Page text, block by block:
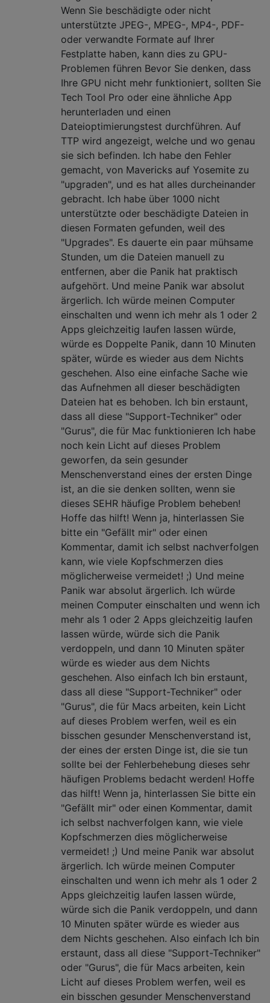
Wenn Sie beschädigte oder nicht
unterstützte JPEG-, MPEG-, MP4-, PDF-
oder verwandte Formate auf Ihrer
Festplatte haben, kann dies zu GPU-
Problemen führen Bevor Sie denken, dass
Ihre GPU nicht mehr funktioniert, sollten Sie
Tech Tool Pro oder eine ähnliche App
herunterladen und einen
Dateioptimierungstest durchführen. Auf
TTP wird angezeigt, welche und wo genau
sie sich befinden. Ich habe den Fehler
gemacht, von Mavericks auf Yosemite zu
"upgraden", und es hat alles durcheinander
gebracht. Ich habe über 1000 nicht
unterstützte oder beschädigte Dateien in
diesen Formaten gefunden, weil des
"Upgrades". Es dauerte ein paar mühsame
Stunden, um die Dateien manuell zu
entfernen, aber die Panik hat praktisch
aufgehört. Und meine Panik war absolut
ärgerlich. Ich würde meinen Computer
einschalten und wenn ich mehr als 1 oder 2
Apps gleichzeitig laufen lassen würde,
würde es Doppelte Panik, dann 10 Minuten
später, würde es wieder aus dem Nichts
geschehen. Also eine einfache Sache wie
das Aufnehmen all dieser beschädigten
Dateien hat es behoben. Ich bin erstaunt,
dass all diese "Support-Techniker" oder
"Gurus", die für Mac funktionieren Ich habe
noch kein Licht auf dieses Problem
geworfen, da sein gesunder
Menschenverstand eines der ersten Dinge
ist, an die sie denken sollten, wenn sie
dieses SEHR häufige Problem beheben!
Hoffe das hilft! Wenn ja, hinterlassen Sie
bitte ein "Gefällt mir" oder einen
Kommentar, damit ich selbst nachverfolgen
kann, wie viele Kopfschmerzen dies
möglicherweise vermeidet! ;) Und meine
Panik war absolut ärgerlich. Ich würde
meinen Computer einschalten und wenn ich
mehr als 1 oder 2 Apps gleichzeitig laufen
lassen würde, würde sich die Panik
verdoppeln, und dann 10 Minuten später
würde es wieder aus dem Nichts
geschehen. Also einfach Ich bin erstaunt,
dass all diese "Support-Techniker" oder
"Gurus", die für Macs arbeiten, kein Licht
auf dieses Problem werfen, weil es ein
bisschen gesunder Menschenverstand ist,
der eines der ersten Dinge ist, die sie tun
sollte bei der Fehlerbehebung dieses sehr
häufigen Problems bedacht werden! Hoffe
das hilft! Wenn ja, hinterlassen Sie bitte ein
"Gefällt mir" oder einen Kommentar, damit
ich selbst nachverfolgen kann, wie viele
Kopfschmerzen dies möglicherweise
vermeidet! ;) Und meine Panik war absolut
ärgerlich. Ich würde meinen Computer
einschalten und wenn ich mehr als 1 oder 2
Apps gleichzeitig laufen lassen würde,
würde sich die Panik verdoppeln, und dann
10 Minuten später würde es wieder aus
dem Nichts geschehen. Also einfach Ich bin
erstaunt, dass all diese "Support-Techniker"
oder "Gurus", die für Macs arbeiten, kein
Licht auf dieses Problem werfen, weil es
ein bisschen gesunder Menschenverstand